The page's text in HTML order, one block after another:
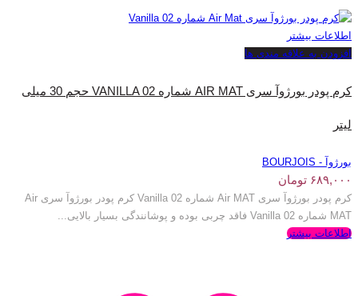
اطلاعات بیشتر
افزودن به علاقه مندی ها
کرم پودر بورژ‌وآ سری AIR MAT شماره VANILLA 02 حجم 30 میلی
لیتر
بورژوآ - BOURJOIS
۶۸۹,۰۰۰ تومان
کرم پودر بورژ‌وآ سری Air MAT شماره Vanilla 02 کرم پودر بورژ‌وآ سری Air
MAT شماره Vanilla 02 فاقد چربی بوده و پوشانندگی بسیار بالایی...
اطلاعات بیشتر